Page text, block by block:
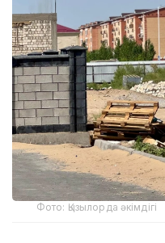
Фото: Қызылорда әкімдігі